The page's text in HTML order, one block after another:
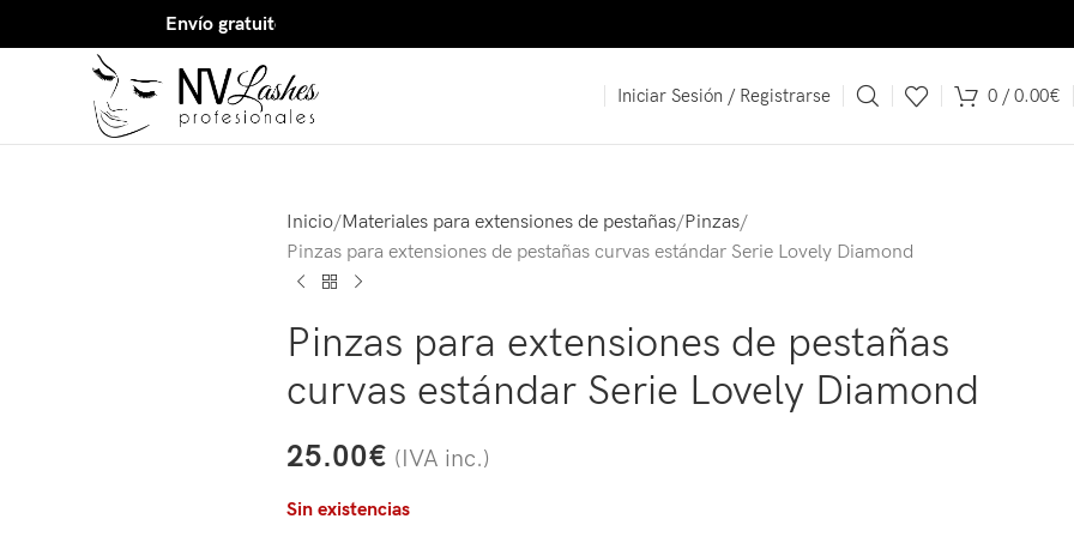
Envío gratuito para compras superiores a 150 €.
Iniciar Sesión / Registrarse 0 / 0.00€
Inicio Materiales para extensiones de pestañas Pinzas
Pinzas para extensiones de pestañas curvas estándar Serie Lovely Diamond
Pinzas para extensiones de pestañas
curvas estándar Serie Lovely Diamond
25.00€ (IVA inc.)
Sin existencias